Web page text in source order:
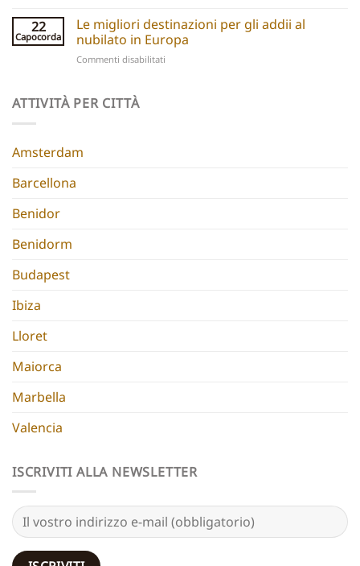
for
Group
Parties
Boutique
Hotels:
5
22
Capocorda
Le migliori destinazioni per gli addii al
nubilato in Europa
Commenti disabilitati
ATTIVITÀ PER CITTÀ
Amsterdam
Barcellona
Benidor
Benidorm
Budapest
Ibiza
Lloret
Maiorca
Marbella
Valencia
ISCRIVITI ALLA NEWSLETTER